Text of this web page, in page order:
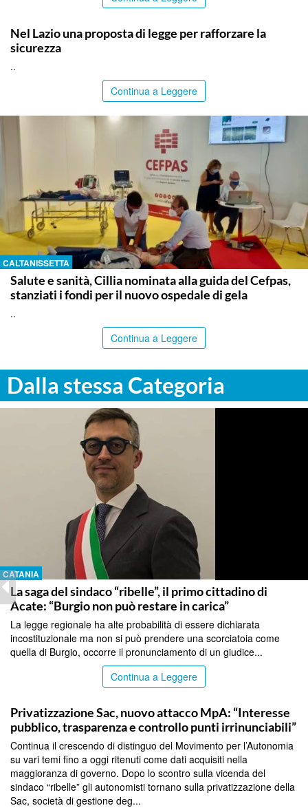
Nel Lazio una proposta di legge per rafforzare la
sicurezza
..
Continua a Leggere
CALTANISSETTA
Salute e sanità, Cillia nominata alla guida del Cefpas,
stanziati i fondi per il nuovo ospedale di gela
..
Continua a Leggere
Dalla stessa Categoria
CATANIA
La saga del sindaco “ribelle”, il primo cittadino di
Acate: “Burgio non può restare in carica”
La legge regionale ha alte probabilità di essere dichiarata
incostituzionale ma non si può prendere una scorciatoia come
quella di Burgio, occorre il pronunciamento di un giudice...
Continua a Leggere
Privatizzazione Sac, nuovo attacco MpA: “Interesse
pubblico, trasparenza e controllo punti irrinunciabili”
Continua il crescendo di distinguo del Movimento per l’Autonomia
su vari temi fino a oggi ritenuti come dati acquisiti nella
maggioranza di governo. Dopo lo scontro sulla vicenda del
sindaco “ribelle” gli autonomisti tornano sulla privatizzazione della
Sac, società di gestione deg...